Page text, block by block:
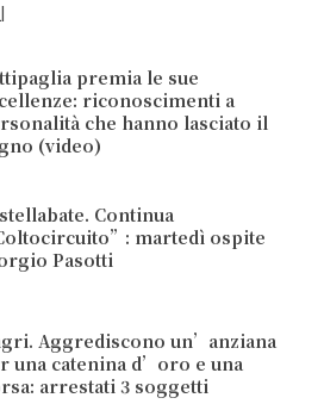
premia le sue
riconoscimenti a
che hanno lasciato il
(video)
Continua
martedì ospite
Pasotti
Aggrediscono un’anziana
una catenina d’oro e una
arrestati 3 soggetti